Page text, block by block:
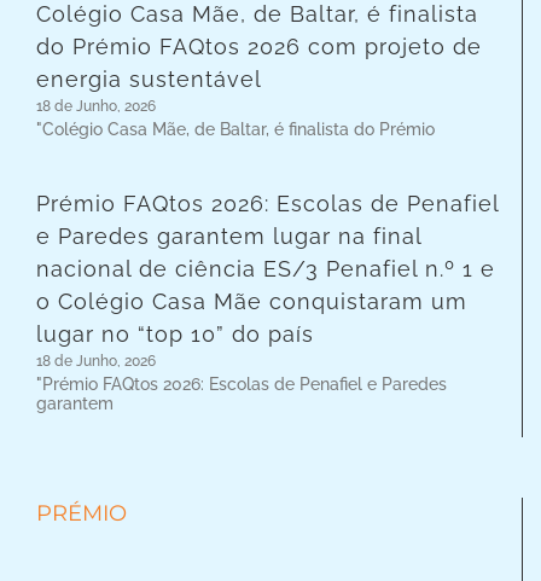
Colégio Casa Mãe, de Baltar, é finalista
do Prémio FAQtos 2026 com projeto de
energia sustentável
18 de Junho, 2026
"Colégio Casa Mãe, de Baltar, é finalista do Prémio
Prémio FAQtos 2026: Escolas de Penafiel
e Paredes garantem lugar na final
nacional de ciência ES/3 Penafiel n.º 1 e
o Colégio Casa Mãe conquistaram um
lugar no “top 10” do país
18 de Junho, 2026
"Prémio FAQtos 2026: Escolas de Penafiel e Paredes
garantem
PRÉMIO